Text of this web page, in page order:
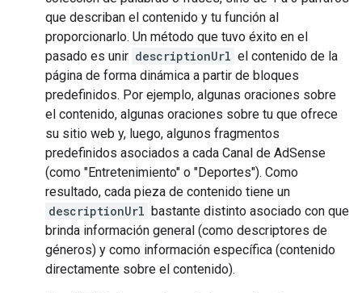
que describan el contenido y tu función al
proporcionarlo. Un método que tuvo éxito en el
pasado es unir descriptionUrl el contenido de la
página de forma dinámica a partir de bloques
predefinidos. Por ejemplo, algunas oraciones sobre
el contenido, algunas oraciones sobre tu que ofrece
su sitio web y, luego, algunos fragmentos
predefinidos asociados a cada Canal de AdSense
(como "Entretenimiento" o "Deportes"). Como
resultado, cada pieza de contenido tiene un
descriptionUrl bastante distinto asociado con que
brinda información general (como descriptores de
géneros) y como información específica (contenido
directamente sobre el contenido).